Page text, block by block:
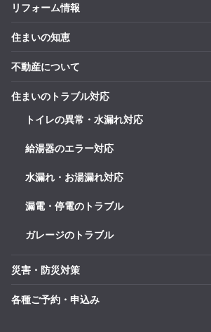
リフォーム情報
住まいの知恵
不動産について
住まいのトラブル対応
トイレの異常・水漏れ対応
給湯器のエラー対応
水漏れ・お湯漏れ対応
漏電・停電のトラブル
ガレージのトラブル
災害・防災対策
各種ご予約・申込み